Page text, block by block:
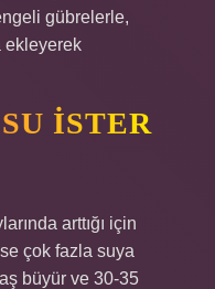
gübrelerle,
ekleyerek
ISTER
arttığı için
çok fazla suya
büyür ve 30-35